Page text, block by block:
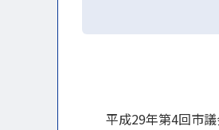
平成29年第4回市